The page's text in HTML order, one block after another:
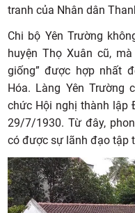
tranh của Nhân dân
Chi bộ Yên Trường
huyện Thọ Xuân cũ,
giống” được hợp nhất
Hóa. Làng Yên
chức Hội nghị thành lập
29/7/1930. Từ đây,
có được sự lãnh đạo tập